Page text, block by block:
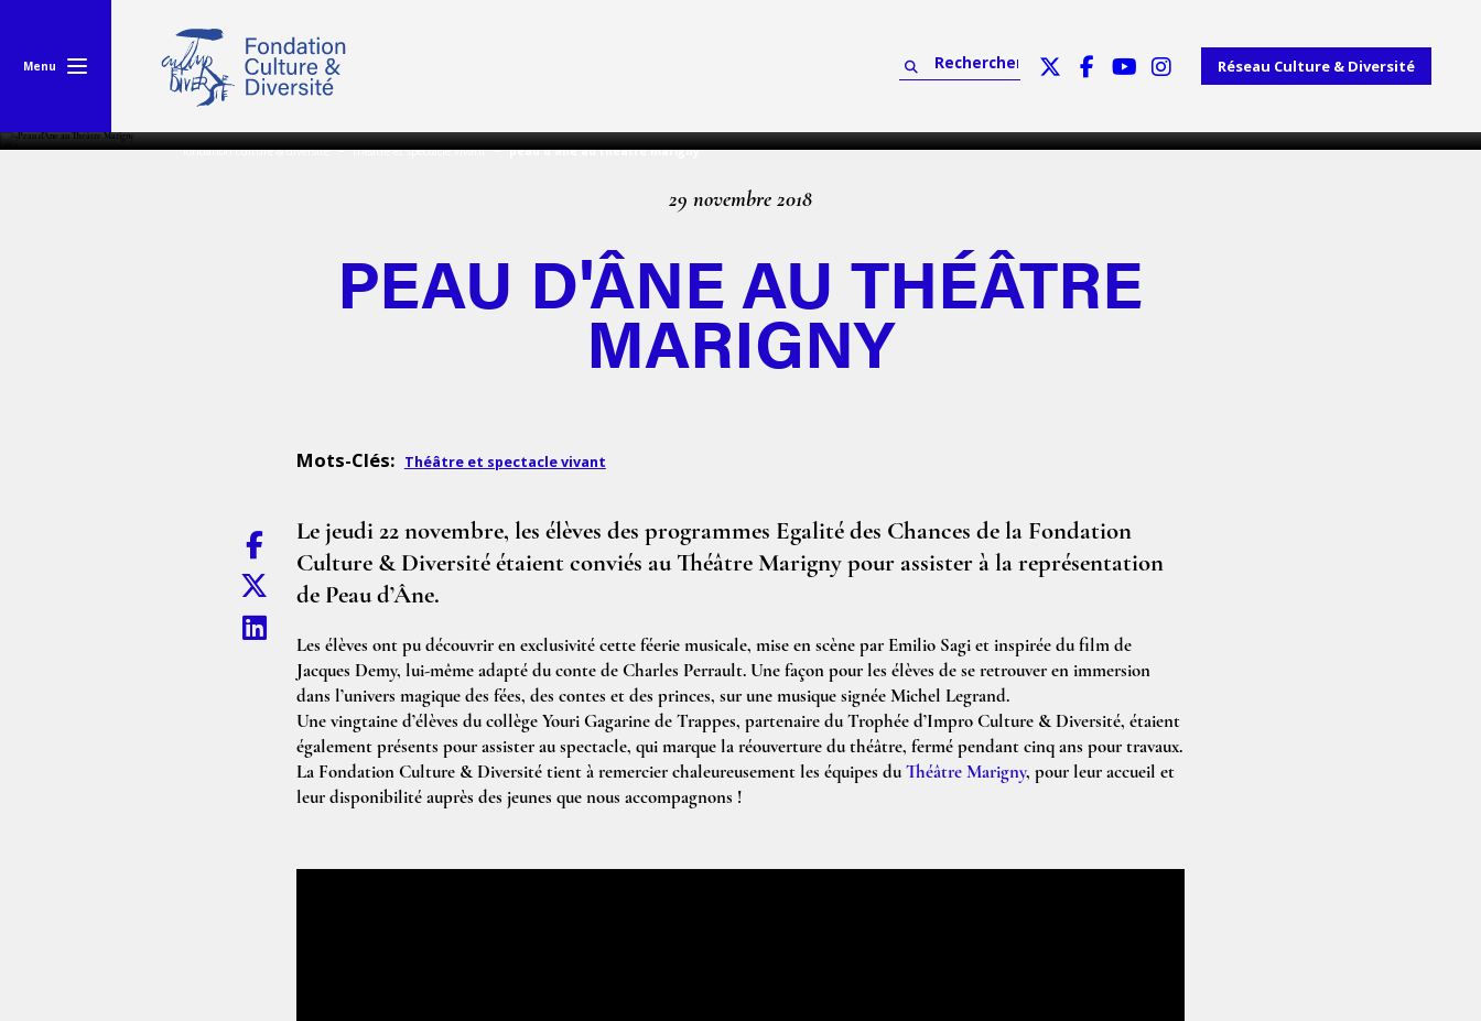
Menu Réseau Culture & Diversité
fondation culture & diversité théâtre et spectacle vivant peau d'âne au théâtre marigny
29 novembre 2018
PEAU D'ÂNE AU THÉÂTRE
MARIGNY
Mots-Clés: Théâtre et spectacle vivant
Le jeudi 22 novembre, les élèves des programmes Egalité des Chances de la Fondation
Culture & Diversité étaient conviés au Théâtre Marigny pour assister à la représentation
de Peau d’Âne.
Les élèves ont pu découvrir en exclusivité cette féerie musicale, mise en scène par Emilio Sagi et inspirée du film de
Jacques Demy, lui-même adapté du conte de Charles Perrault. Une façon pour les élèves de se retrouver en immersion
dans l’univers magique des fées, des contes et des princes, sur une musique signée Michel Legrand.
Une vingtaine d’élèves du collège Youri Gagarine de Trappes, partenaire du Trophée d’Impro Culture & Diversité, étaient
également présents pour assister au spectacle, qui marque la réouverture du théâtre, fermé pendant cinq ans pour travaux.
La Fondation Culture & Diversité tient à remercier chaleureusement les équipes duThéâtre Marigny, pour leur accueil et
leur disponibilité auprès des jeunes que nous accompagnons !